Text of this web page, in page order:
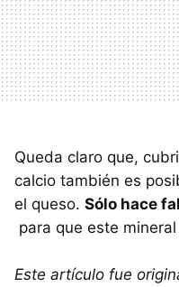
Queda claro que,
calcio también es
el queso. Sólo hace
para que este
Este artículo fue